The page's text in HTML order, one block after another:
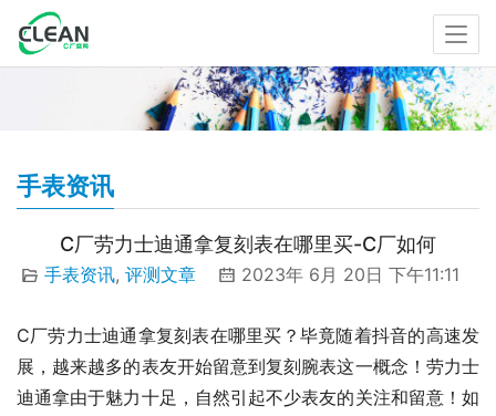
手表资讯
C厂劳力士迪通拿复刻表在哪里买-C厂如何
手表资讯, 评测文章 2023年 6月 20日 下午11:11
C厂劳力士迪通拿复刻表在哪里买？毕竟随着抖音的高速发
展，越来越多的表友开始留意到复刻腕表这一概念！劳力士
迪通拿由于魅力十足，自然引起不少表友的关注和留意！如